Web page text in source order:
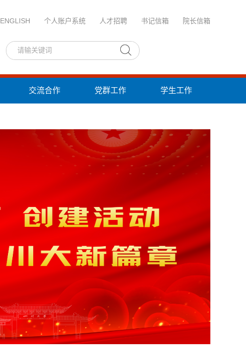
ENGLISH 个人账户系统 人才招聘 书记信箱 院长信箱
交流合作 党群工作 学生工作